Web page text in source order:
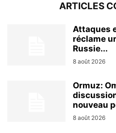
ARTICLES
Attaques
réclame
Russie...
8 août 2026
Ormuz:
nouveau
8 août 2026